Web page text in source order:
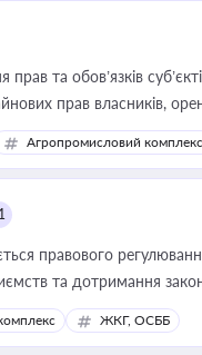
прав та обов’язків
прав власників,
Агропромисловий комплекс
правового
та дотримання
ЖКГ, ОСББ